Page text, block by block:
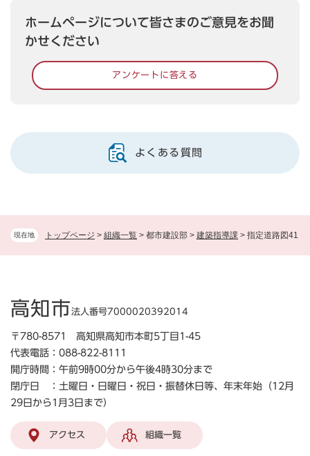
現在地 トップページ > 組織一覧 > 都市建設部 > 建築指導課 > 指定道路図41
ホームページについて皆さまのご意見をお聞
かせください
アンケートに答える
よくある質問
高知市法人番号7000020392014
〒780-8571 高知県高知市本町5丁目1-45
代表電話：088-822-8111
開庁時間：午前9時00分から午後4時30分まで
閉庁日 ：土曜日・日曜日・祝日・振替休日等、年末年始（12月
29日から1月3日まで）
アクセス 組織一覧